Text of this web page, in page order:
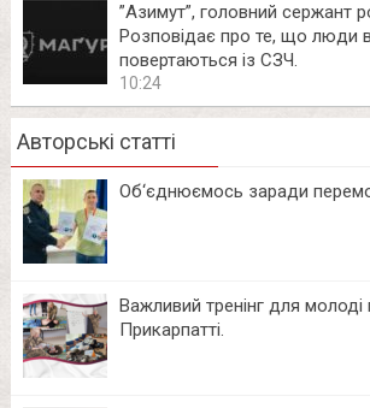
⁨”Азимут”, головний сержант
Розповідає про те, що люди
повертаються із СЗЧ.
10:24
Авторські статті
Об‘єднюємось заради
Важливий тренінг для
Прикарпатті.